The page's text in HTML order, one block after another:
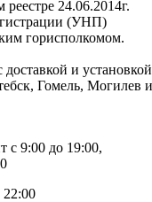
24.06.2014г.
(УНП)
горисполкомом.
доставкой и установкой
Гомель, Могилев и
с 9:00 до 19:00,
22:00